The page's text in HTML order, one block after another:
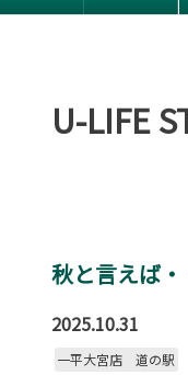
U-LIFE
秋と言えば・
2025.10.31
一平大宮店 道の駅